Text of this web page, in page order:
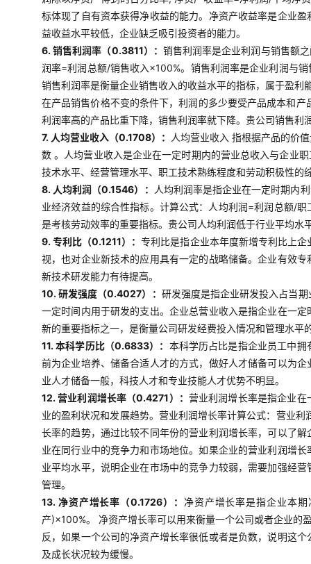
标体现了自有资本获得净收益的能力。净资产收益率是企业
益收益水平较低，企业缺乏吸引投资者的能力。
6. 销售利润率（0.3811）： 销售利润率是企业利润与销售额
润率=利润总额/销售收入×100%。销售利润率是企业利润与
销售利润率是衡量企业销售收入的收益水平的指标，属于盈利
在产品销售价格不变的条件下，利润的多少要受产品成本和
利润率高的产品比重下降，销售利润率就下降。贵公司销售
7. 人均营业收入（0.1708）：
人均营业收入 指根据产品的价
数 。人均营业收入是企业在一定时期内的营业总收入与企业
技术水平、经营管理水平、职工技术熟练程度和劳动积极性
8. 人均利润（0.1546）：
人均利润率是指企业在一定时期内
业经济效益的综合性指标。计算公式：人均利润=利润总额/
是考核劳动效率的重要指标。贵公司人均利润低于行业平均
9. 专利比（0.1211）：专利比是指企业本年度新增专利比上
视，也对企业新技术的应用具有一定的战略储备。企业有效
新技术研发能力有待提高。
10. 研发强度（0.4027）： 研发强度是指企业研发投入占当
一定时间内用于研发的支出。企业总营业收入是指企业在一
新的重要指标之一，是衡量公司研发经费投入情况和管理水
11. 本科学历比（0.6833）： 本科学历占比是指企业员工中
前为企业培养、储备合适人才的方式，做好人才储备可以为
业人才储备一般，科技人才和专业技能人才优势不明显。
12. 营业利润增长率（0.4271）： 营业利润增长率是指企业
业的盈利状况和发展趋势。营业利润增长率计算公式：营业
长率的趋势，通过比较不同年份的营业利润增长率，可以了
业在同行业中的竞争力和市场地位。如果企业的营业利润增
业平均水平，说明企业在市场中的竞争力较弱，需要加强经
管理。
13. 净资产增长率（0.1726）： 净资产增长率是指企业本
产)×100%。 净资产增长率可以用来衡量一个公司或者企业的
反，如果一个公司的净资产增长率很低或者是负数，说明这
及成长状况较为缓慢。